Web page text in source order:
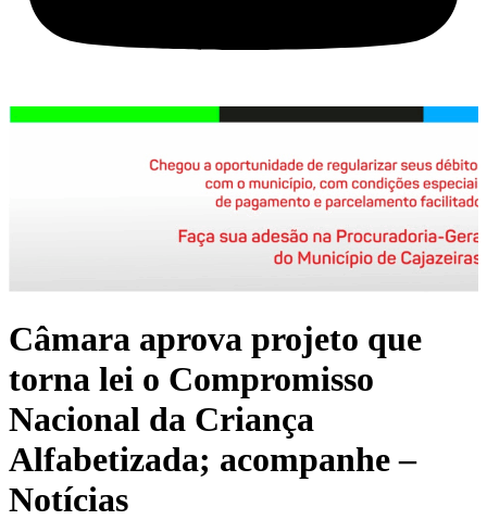
Câmara aprova projeto que
torna lei o Compromisso
Nacional da Criança
Alfabetizada; acompanhe –
Notícias